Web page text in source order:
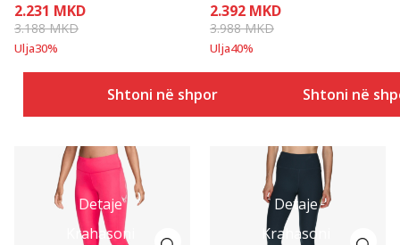
2.231 MKD
3.188MKD
Ulja30%
Shtoni në shportë
2.392 MKD
3.988MKD
Ulja40%
Shtoni në
Detaje
Krahasoni
Detaje
Krahasoni